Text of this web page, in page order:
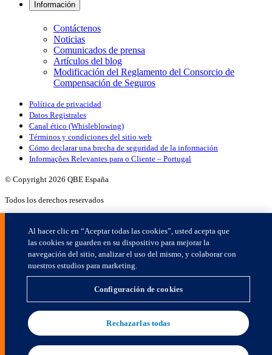
Al hacer clic en “Aceptar todas las cookies”, usted acepta que
las cookies se guarden en su dispositivo para mejorar la
navegación del sitio, analizar el uso del mismo, y colaborar con
nuestros estudios para marketing.
Configuración de cookies
Rechazarlas todas